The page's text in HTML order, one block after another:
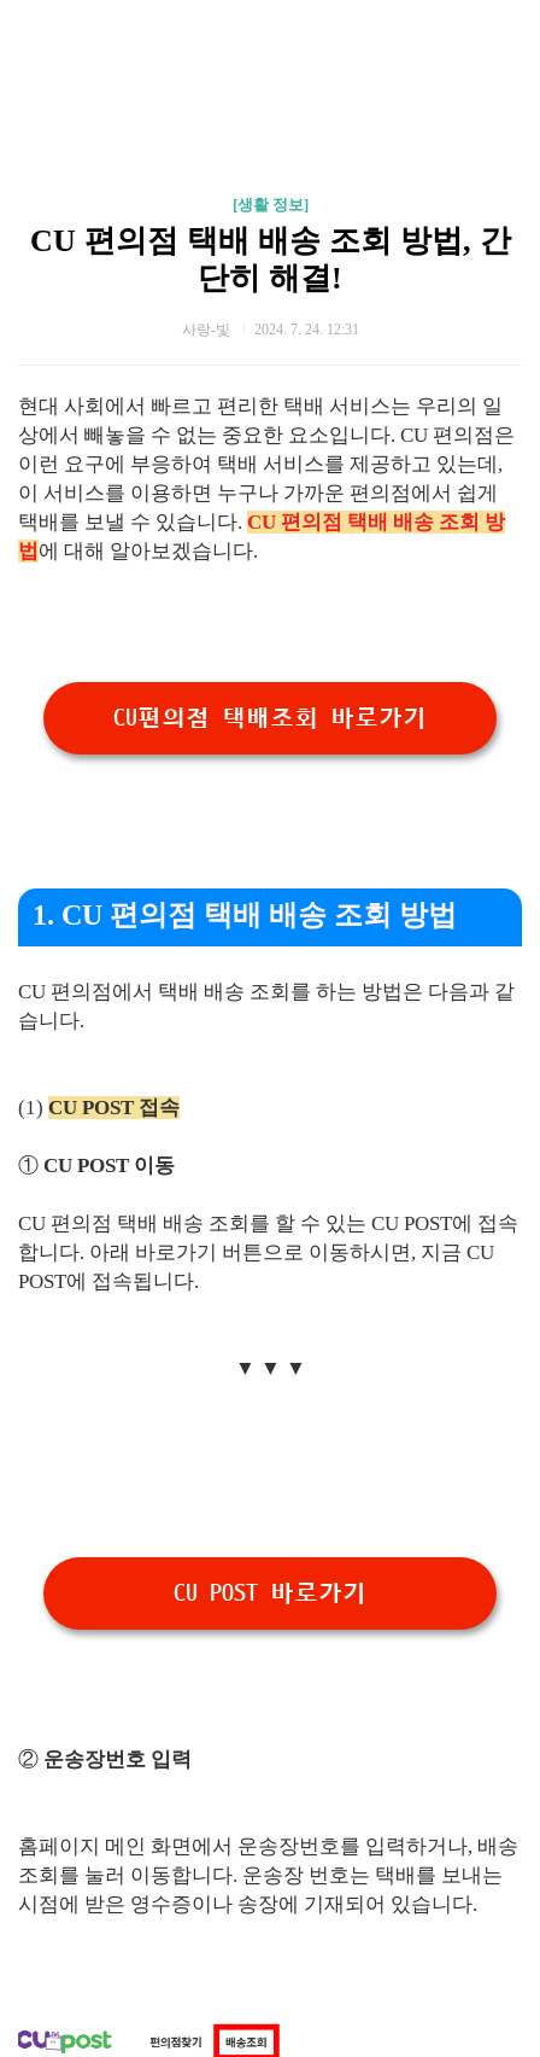
[생활 정보]
CU 편의점 택배 배송 조회 방법, 간
단히 해결!
사랑-빛 2024. 7. 24. 12:31
현대 사회에서 빠르고 편리한 택배 서비스는 우리의 일
상에서 빼놓을 수 없는 중요한 요소입니다. CU 편의점은
이런 요구에 부응하여 택배 서비스를 제공하고 있는데,
이 서비스를 이용하면 누구나 가까운 편의점에서 쉽게
택배를 보낼 수 있습니다. CU 편의점 택배 배송 조회 방
법 에 대해 알아보겠습니다.
CU편의점 택배조회 바로가기
1. CU 편의점 택배 배송 조회 방법
CU 편의점에서 택배 배송 조회를 하는 방법은 다음과 같
습니다.
(1) CU POST 접속
① CU POST 이동
CU 편의점 택배 배송 조회를 할 수 있는 CU POST에 접속
합니다. 아래 바로가기 버튼으로 이동하시면, 지금 CU
POST에 접속됩니다.
▼ ▼ ▼
CU POST 바로가기
② 운송장번호 입력
홈페이지 메인 화면에서 운송장번호를 입력하거나, 배송
조회를 눌러 이동합니다. 운송장 번호는 택배를 보내는
시점에 받은 영수증이나 송장에 기재되어 있습니다.